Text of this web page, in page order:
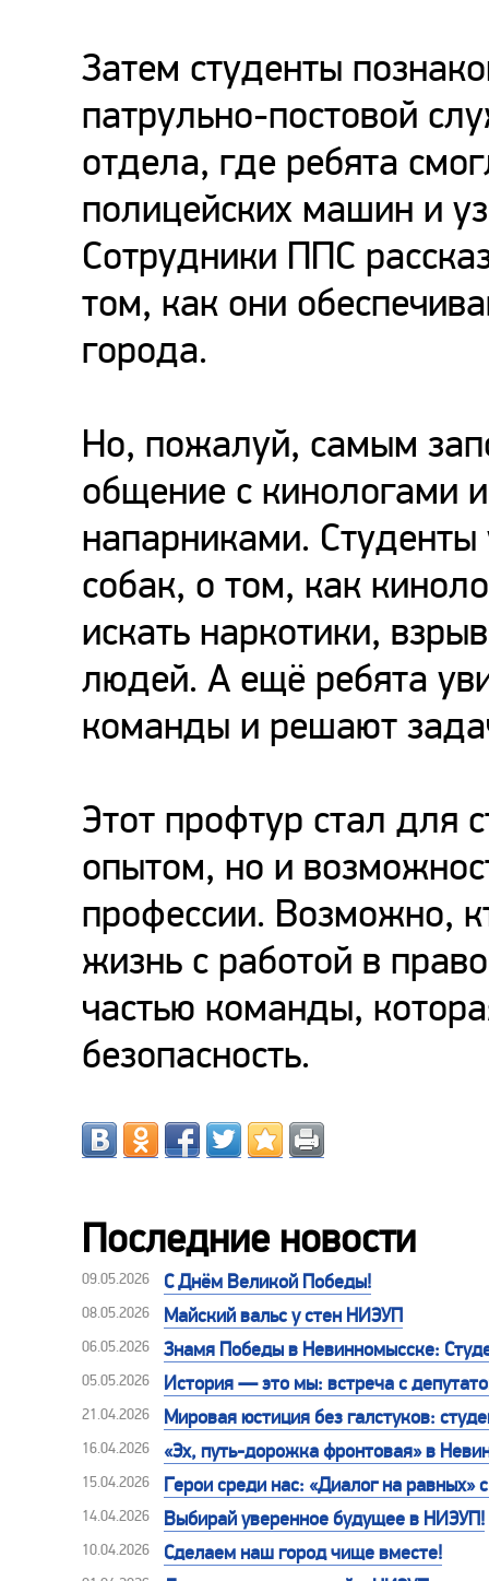
Затем студенты
патрульно-постовой
отдела, где ребята
полицейских машин и
Сотрудники ППС
том, как они
города.
Но, пожалуй, самым
общение с кинологами
напарниками.
собак, о том, как
искать наркотики,
людей. А ещё ребята
команды и решают
Этот профтур стал для
опытом, но и
профессии. Возможно,
жизнь с работой в
частью команды,
безопасность.
Последние новости
09.05.2026 С Днём Великой Победы!
08.05.2026 Майский вальс у стен НИЭУП
06.05.2026 Знамя Победы в Невинномысске:
05.05.2026 История — это мы: встреча с
21.04.2026 Мировая юстиция без галстуков:
16.04.2026 «Эх, путь-дорожка фронтовая» в
15.04.2026 Герои среди нас: «Диалог на
14.04.2026 Выбирай уверенное будущее в НИЭУП!
10.04.2026 Сделаем наш город чище вместе!